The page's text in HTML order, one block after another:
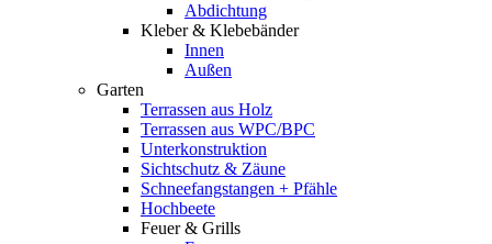
Abdichtung
Kleber & Klebebänder
Innen
Außen
Garten
Terrassen aus Holz
Terrassen aus WPC/BPC
Unterkonstruktion
Sichtschutz & Zäune
Schneefangstangen + Pfähle
Hochbeete
Feuer & Grills